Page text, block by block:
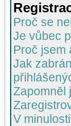
Proč se
Je vůbec
Proč jsem
Jak
Zapomněl
V